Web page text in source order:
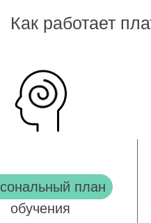
Как работает
план
обучения